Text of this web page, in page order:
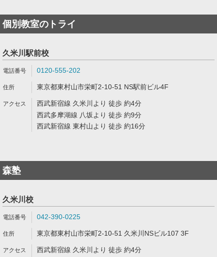
個別教室のトライ
久米川駅前校
0120-555-202
東京都東村山市栄町2-10-51 NS駅前ビル4F
西武新宿線 久米川より 徒歩 約4分
西武多摩湖線 八坂より 徒歩 約9分
西武新宿線 東村山より 徒歩 約16分
森塾
久米川校
042-390-0225
東京都東村山市栄町2-10-51 久米川NSビル107 3F
西武新宿線 久米川より 徒歩 約4分